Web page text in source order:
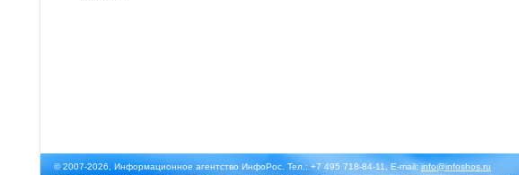
© 2007-2026, Информационное агентство ИнфоРос. Тел.: +7 495 718-84-11, E-mail:info@infoshos.ru